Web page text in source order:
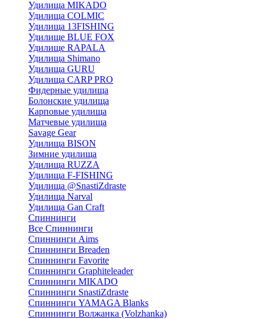
Удилища MIKADO
Удилища COLMIC
Удилища 13FISHING
Удилище BLUE FOX
Удилище RAPALA
Удилища Shimano
Удилища GURU
Удилища CARP PRO
Фидерные удилища
Болонские удилища
Карповые удилища
Матчевые удилища
Savage Gear
Удилища BISON
Зимние удилища
Удилища RUZZA
Удилища F-FISHING
Удилища @SnastiZdraste
Удилища Narval
Удилища Gan Craft
Спиннинги
Все Спиннинги
Спиннинги Aims
Спиннинги Breaden
Спиннинги Favorite
Спиннинги Graphiteleader
Спиннинги MIKADO
Спиннинги SnastiZdraste
Спиннинги YAMAGA Blanks
Спиннинги Волжанка (Volzhanka)